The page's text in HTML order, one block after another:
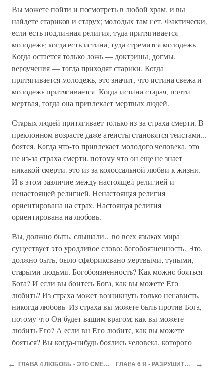
Вы можете пойти и посмотреть в любой храм, и вы
найдете стариков и старух; молодых там нет. Фактически,
если есть подлинная религия, туда притягивается
молодежь; когда есть истина, туда стремится молодежь.
Когда остается только ложь — доктрины, догмы,
вероучения — тогда приходят старики. Когда
притягивается молодежь, это значит, что истина свежа и
молодежь притягивается. Когда истина старая, почти
мертвая, тогда она привлекает мертвых людей.
Старых людей притягивает только из-за страха смерти. В
преклонном возрасте даже атеисты становятся теистами...
боятся. Когда что-то привлекает молодого человека, это
не из-за страха смерти, потому что он еще не знает
никакой смерти; это из-за колоссальной любви к жизни.
И в этом различие между настоящей религией и
ненастоящей религией. Ненастоящая религия
ориентирована на страх. Настоящая религия
ориентирована на любовь.
Вы, должно быть, слышали... во всех языках мира
существует это уродливое слово: богобоязненность. Это,
должно быть, было сфабриковано мертвыми, тупыми,
старыми людьми. Богобоязненность? Как можно бояться
Бога? И если вы боитесь Бога, как вы можете Его
любить? Из страха может возникнуть только ненависть,
никогда любовь. Из страха вы можете быть против Бога,
потому что Он будет вашим врагом; как вы можете
любить Его? А если вы Его любите, как вы можете
бояться? Вы когда-нибудь боялись человека, которого
любите? Вы когда-нибудь боялись вашей матери, если вы
ее любите? Вы когда-нибудь боялись вашей женщины,
← ГЛАВА 4 ЛЮБОВЬ - ЭТО СМЕРТЬ ГЛАВА 6 Я - РАЗРУШИТЕЛЬ →